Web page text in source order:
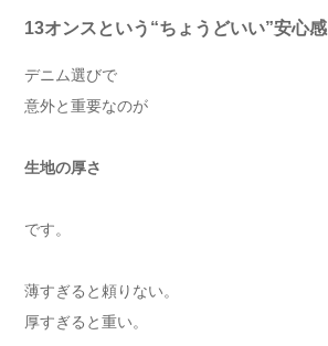
13オンスという“ちょうどいい”安心感
デニム選びで
意外と重要なのが
生地の厚さ
です。
薄すぎると頼りない。
厚すぎると重い。